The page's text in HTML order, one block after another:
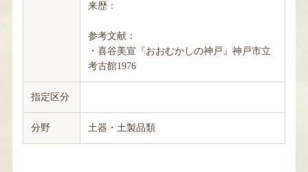
来歴：
参考文献：
・喜谷美宣『おおむかしの神戸』神戸市立
考古館1976
指定区分
分野 土器・土製品類